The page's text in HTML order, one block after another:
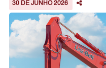
30 DE JUNHO 2026